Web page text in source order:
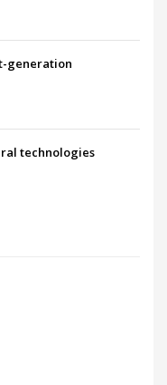
generation
technologies